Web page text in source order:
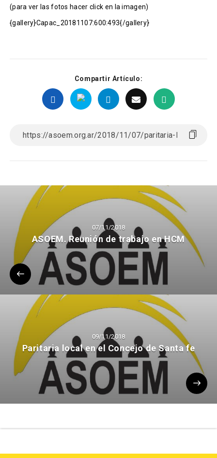
(para ver las fotos hacer click en la imagen)
{gallery}Capac_20181107:600:493{/gallery}
Compartir Artículo:
07/11/2018
ASOEM. Reunión de trabajo en HCM
09/11/2018
Paritaria local en el Concejo de Santa fe